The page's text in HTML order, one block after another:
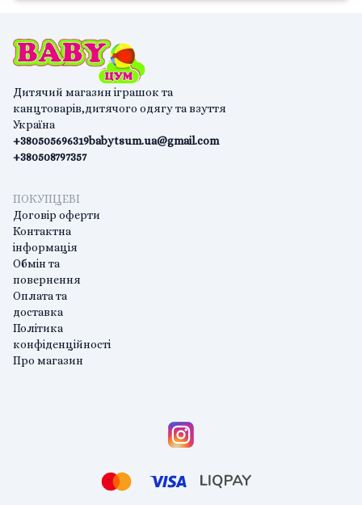
Дитячий магазин іграшок та
канцтоварів,дитячого одягу та взуття
Україна
+380505696319
+380508797357
babytsum.ua@gmail.com
ПОКУПЦЕВІ
Договір оферти
Контактна
інформація
Обмін та
повернення
Оплата та
доставка
Політика
конфіденційності
Про магазин